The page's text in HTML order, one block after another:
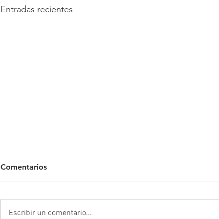
Entradas recientes
Comentarios
Escribir un comentario...